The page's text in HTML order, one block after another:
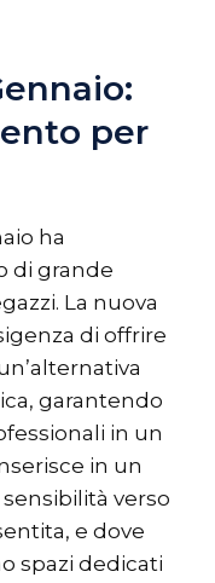
per
ha
di grande
La nuova
di offrire
garantendo
in un
in un
verso
e dove
spazi dedicati